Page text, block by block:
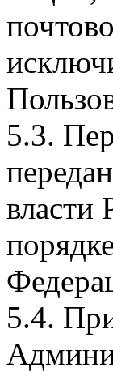
5.3.
власти
5.4.